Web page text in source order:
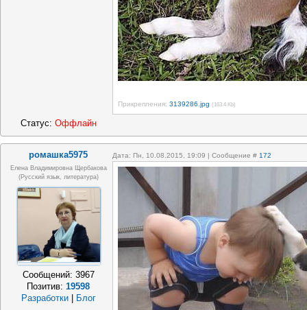
Прикрепления: 3139286.jpg (163.4 Kb)
Статус: Оффлайн
ромашка5975 Дата: Пн, 10.08.2015, 19:09 | Сообщение # 172
Елена Владимировна Щербакова
(русский язык, литература)
Сообщений: 3967
Позитив:19598
Разработки
Блог